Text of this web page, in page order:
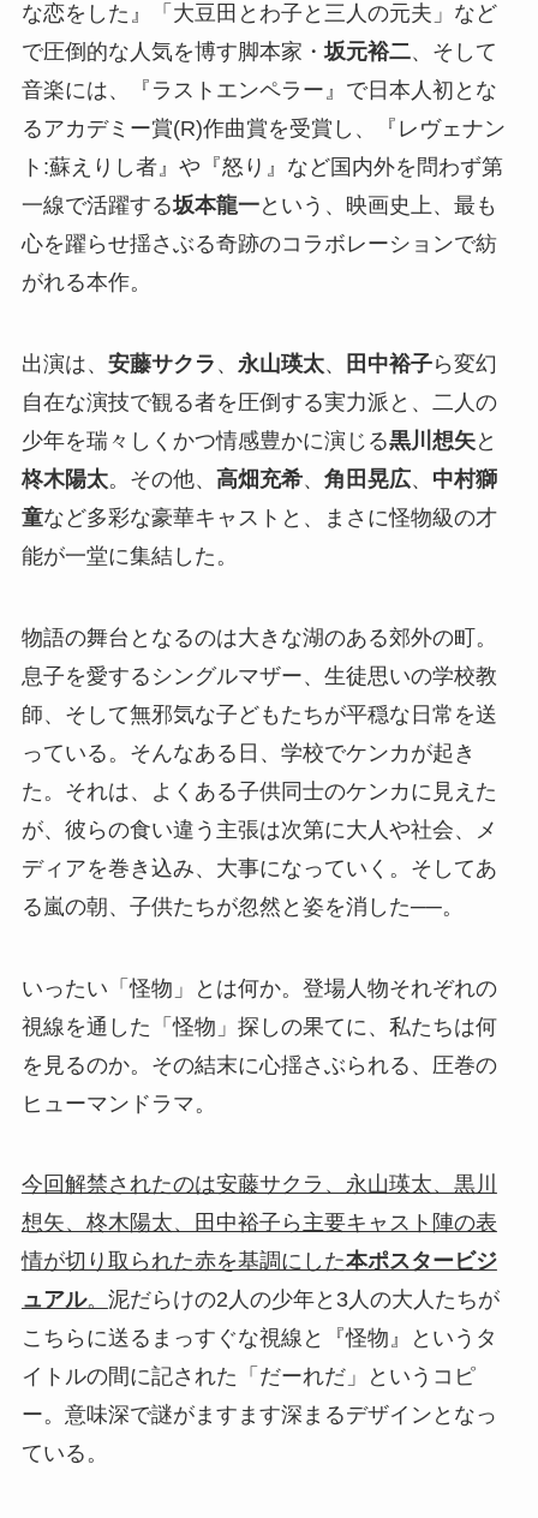
な恋をした』「大豆田とわ子と三人の元夫」など
で圧倒的な人気を博す脚本家・坂元裕二、そして
音楽には、『ラストエンペラー』で日本人初とな
るアカデミー賞(R)作曲賞を受賞し、『レヴェナン
ト:蘇えりし者』や『怒り』など国内外を問わず第
一線で活躍する坂本龍一という、映画史上、最も
心を躍らせ揺さぶる奇跡のコラボレーションで紡
がれる本作。
出演は、 安藤サクラ 、 永山瑛太、 田中裕子ら変幻
自在な演技で観る者を圧倒する実力派と、二人の
少年を瑞々しくかつ情感豊かに演じる黒川想矢と
柊木陽太。その他、 高畑充希、 角田晃広、 中村獅
童など多彩な豪華キャストと、まさに怪物級の才
能が一堂に集結した。
物語の舞台となるのは大きな湖のある郊外の町。
息子を愛するシングルマザー、生徒思いの学校教
師、そして無邪気な子どもたちが平穏な日常を送
っている。そんなある日、学校でケンカが起き
た。それは、よくある子供同士のケンカに見えた
が、彼らの食い違う主張は次第に大人や社会、メ
ディアを巻き込み、大事になっていく。そしてあ
る嵐の朝、子供たちが忽然と姿を消した──。
いったい「怪物」とは何か。登場人物それぞれの
視線を通した「怪物」探しの果てに、私たちは何
を見るのか。その結末に心揺さぶられる、圧巻の
ヒューマンドラマ。
今回解禁されたのは安藤サクラ、永山瑛太、黒川
想矢、柊木陽太、田中裕子ら主要キャスト陣の表
情が切り取られた赤を基調にした本ポスタービジ
ュアル。 泥だらけの2人の少年と3人の大人たちが
こちらに送るまっすぐな視線と『怪物』というタ
イトルの間に記された「だーれだ」というコピ
ー。意味深で謎がますます深まるデザインとなっ
ている。